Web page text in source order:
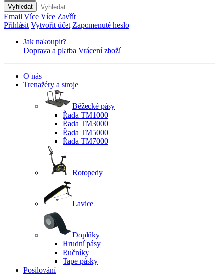
Vyhledat
Email Více Více Zavřít
Přihlásit Vytvořit účet Zapomenuté heslo
Jak nakoupit?
Doprava a platba Vrácení zboží
O nás
Trenažéry a stroje
Běžecké pásy
Řada TM1000
Řada TM3000
Řada TM5000
Řada TM7000
Rotopedy
Lavice
Doplňky
Hrudní pásy
Ručníky
Tape pásky
Posilování